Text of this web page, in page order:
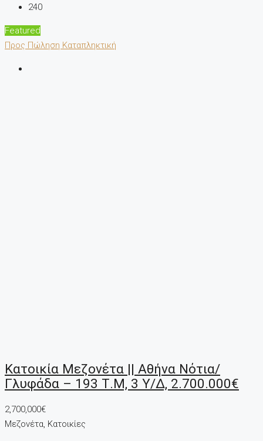
240
Featured
Προς Πώληση Καταπληκτική
Κατοικία Μεζονέτα || Αθήνα Νότια/
Γλυφάδα – 193 Τ.μ, 3 Υ/Δ, 2.700.000€
2,700,000€
Μεζονέτα, Κατοικίες